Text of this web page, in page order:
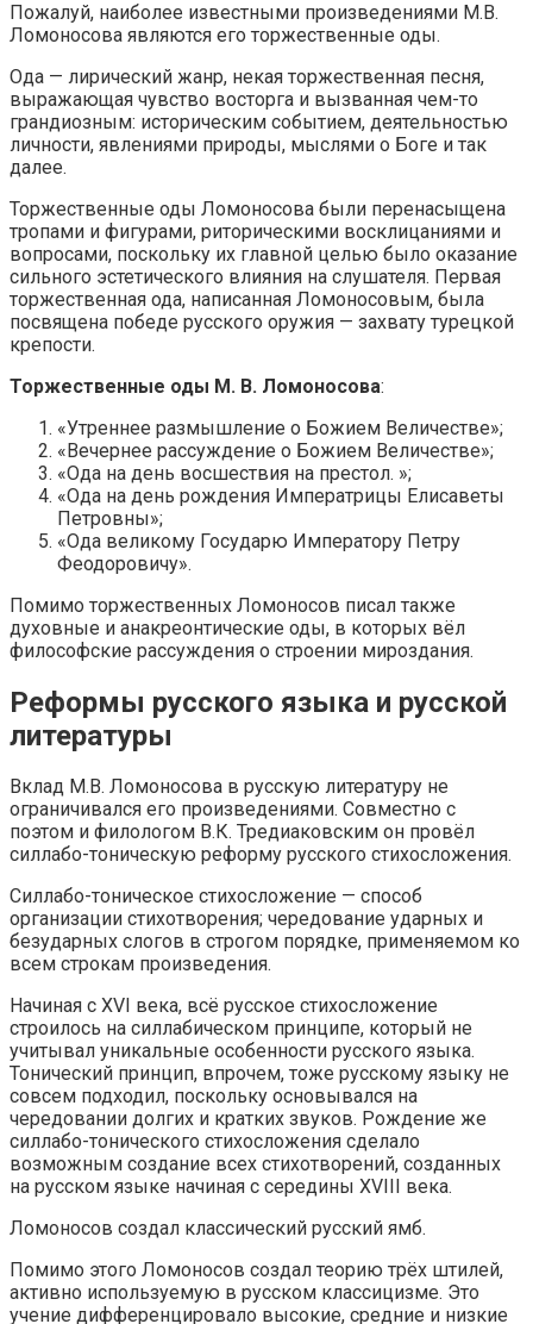
Пожалуй, наиболее известными произведениями М.В.
Ломоносова являются его торжественные оды.
Ода — лирический жанр, некая торжественная песня,
выражающая чувство восторга и вызванная чем-то
грандиозным: историческим событием, деятельностью
личности, явлениями природы, мыслями о Боге и так
далее.
Торжественные оды Ломоносова были перенасыщена
тропами и фигурами, риторическими восклицаниями и
вопросами, поскольку их главной целью было оказание
сильного эстетического влияния на слушателя. Первая
торжественная ода, написанная Ломоносовым, была
посвящена победе русского оружия — захвату турецкой
крепости.
Торжественные оды М. В. Ломоносова:
«Утреннее размышление о Божием Величестве»;
«Вечернее рассуждение о Божием Величестве»;
«Ода на день восшествия на престол. »;
«Ода на день рождения Императрицы Елисаветы
Петровны»;
«Ода великому Государю Императору Петру
Феодоровичу».
Помимо торжественных Ломоносов писал также
духовные и анакреонтические оды, в которых вёл
философские рассуждения о строении мироздания.
Реформы русского языка и русской
литературы
Вклад М.В. Ломоносова в русскую литературу не
ограничивался его произведениями. Совместно с
поэтом и филологом В.К. Тредиаковским он провёл
силлабо-тоническую реформу русского стихосложения.
Силлабо-тоническое стихосложение — способ
организации стихотворения; чередование ударных и
безударных слогов в строгом порядке, применяемом ко
всем строкам произведения.
Начиная с XVI века, всё русское стихосложение
строилось на силлабическом принципе, который не
учитывал уникальные особенности русского языка.
Тонический принцип, впрочем, тоже русскому языку не
совсем подходил, поскольку основывался на
чередовании долгих и кратких звуков. Рождение же
силлабо-тонического стихосложения сделало
возможным создание всех стихотворений, созданных
на русском языке начиная с середины XVIII века.
Ломоносов создал классический русский ямб.
Помимо этого Ломоносов создал теорию трёх штилей,
активно используемую в русском классицизме. Это
учение дифференцировало высокие, средние и низкие